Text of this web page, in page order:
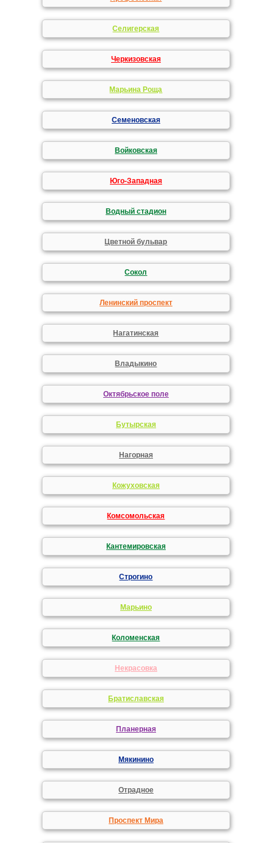
Селигерская
Черкизовская
Марьина Роща
Семеновская
Войковская
Юго-Западная
Водный стадион
Цветной бульвар
Сокол
Ленинский проспект
Нагатинская
Владыкино
Октябрьское поле
Бутырская
Нагорная
Кожуховская
Комсомольская
Кантемировская
Строгино
Марьино
Коломенская
Некрасовка
Братиславская
Планерная
Мякинино
Отрадное
Проспект Мира